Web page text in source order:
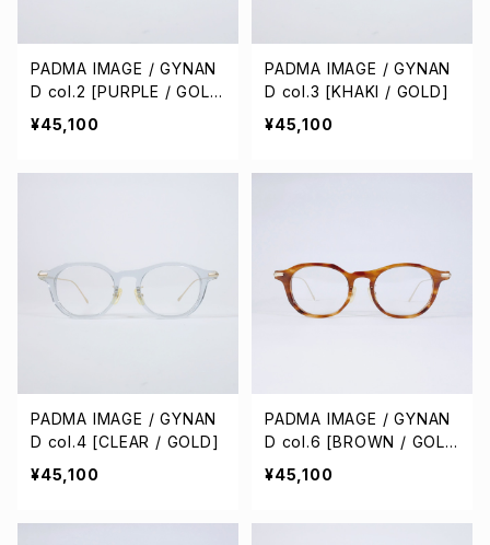
PADMA IMAGE / GYNAN
D col.2 [PURPLE / GOL
D]
¥45,100
PADMA IMAGE / GYNAN
D col.3 [KHAKI / GOLD]
¥45,100
PADMA IMAGE / GYNAN
D col.4 [CLEAR / GOLD]
¥45,100
PADMA IMAGE / GYNAN
D col.6 [BROWN / GOL
D]
¥45,100